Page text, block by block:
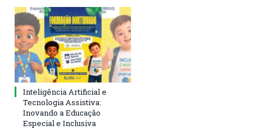
Inteligência Artificial e
Tecnologia Assistiva:
Inovando a Educação
Especial e Inclusiva